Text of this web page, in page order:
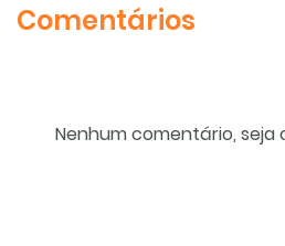
Comentários
Nenhum comentário, seja